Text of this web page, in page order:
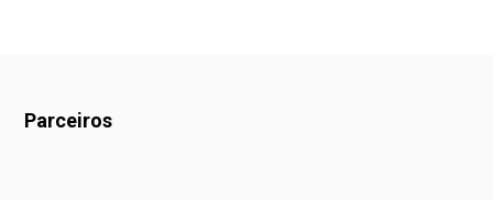
Parceiros